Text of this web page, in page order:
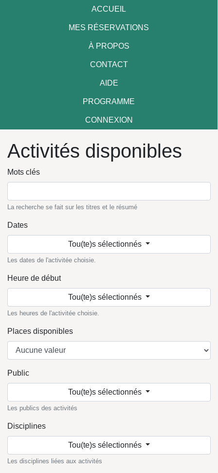
ACCUEIL
MES RÉSERVATIONS
À PROPOS
CONTACT
AIDE
PROGRAMME
CONNEXION
Activités disponibles
Mots clés
La recherche se fait sur les titres et le résumé
Dates
Tou(te)s sélectionnés
Les dates de l'activitée choisie.
Heure de début
Tou(te)s sélectionnés
Les heures de l'activitée choisie.
Places disponibles
Public
Tou(te)s sélectionnés
Les publics des activités
Disciplines
Tou(te)s sélectionnés
Les disciplines liées aux activités